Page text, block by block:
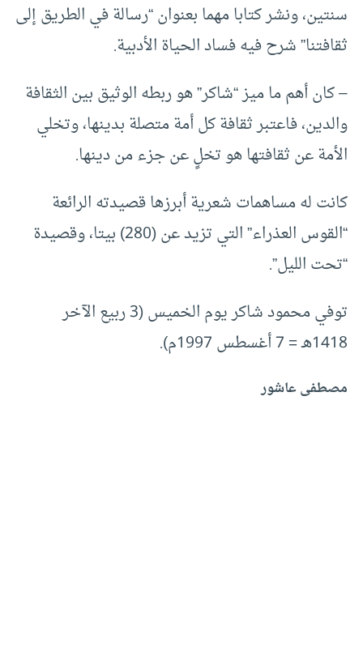
سنتين، ونشر كتابا مهما بعنوان “رسالة في الطريق إلى
ثقافتنا” شرح فيه فساد الحياة الأدبية.
– كان أهم ما ميز “شاكر” هو ربطه الوثيق بين الثقافة
والدين، فاعتبر ثقافة كل أمة متصلة بدينها، وتخلي
الأمة عن ثقافتها هو تخلٍ عن جزء من دينها.
كانت له مساهمات شعرية أبرزها قصيدته الرائعة
“القوس العذراء” التي تزيد عن (280) بيتا، وقصيدة
“تحت الليل”.
توفي محمود شاكر يوم الخميس (3 ربيع الآخر
1418هـ = 7 أغسطس 1997م).
مصطفى عاشور